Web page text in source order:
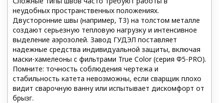
неудобных пространственных положениях.
Двусторонние швы (например, Т3) на толстом металле
создают серьезную тепловую нагрузку и интенсивное
выделение аэрозолей. Завод ГУДЭЛ поставляет
надежные средства индивидуальной защиты, включая
маски-хамелеоны с фильтрами True Color (серия Ф5-PRO).
Помните: точность соблюдения чертежа и
стабильность катета невозможны, если сварщик плохо
видит сварочную ванну или испытывает дискомфорт от
брызг.